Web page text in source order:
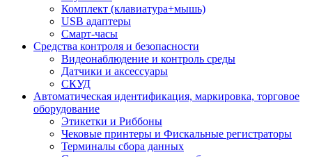
Комплект (клавиатура+мышь)
USB адаптеры
Смарт-часы
Средства контроля и безопасности
Видеонаблюдение и контроль среды
Датчики и аксессуары
СКУД
Автоматическая идентификация, маркировка, торговое
оборудование
Этикетки и Риббоны
Чековые принтеры и Фискальные регистраторы
Терминалы сбора данных